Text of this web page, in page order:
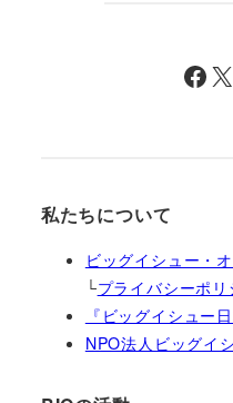
Facebook X
私たちについて
ビッグイシュー・
└プライバシーポリ
『ビッグイシュー日
NPO法人ビッグイ